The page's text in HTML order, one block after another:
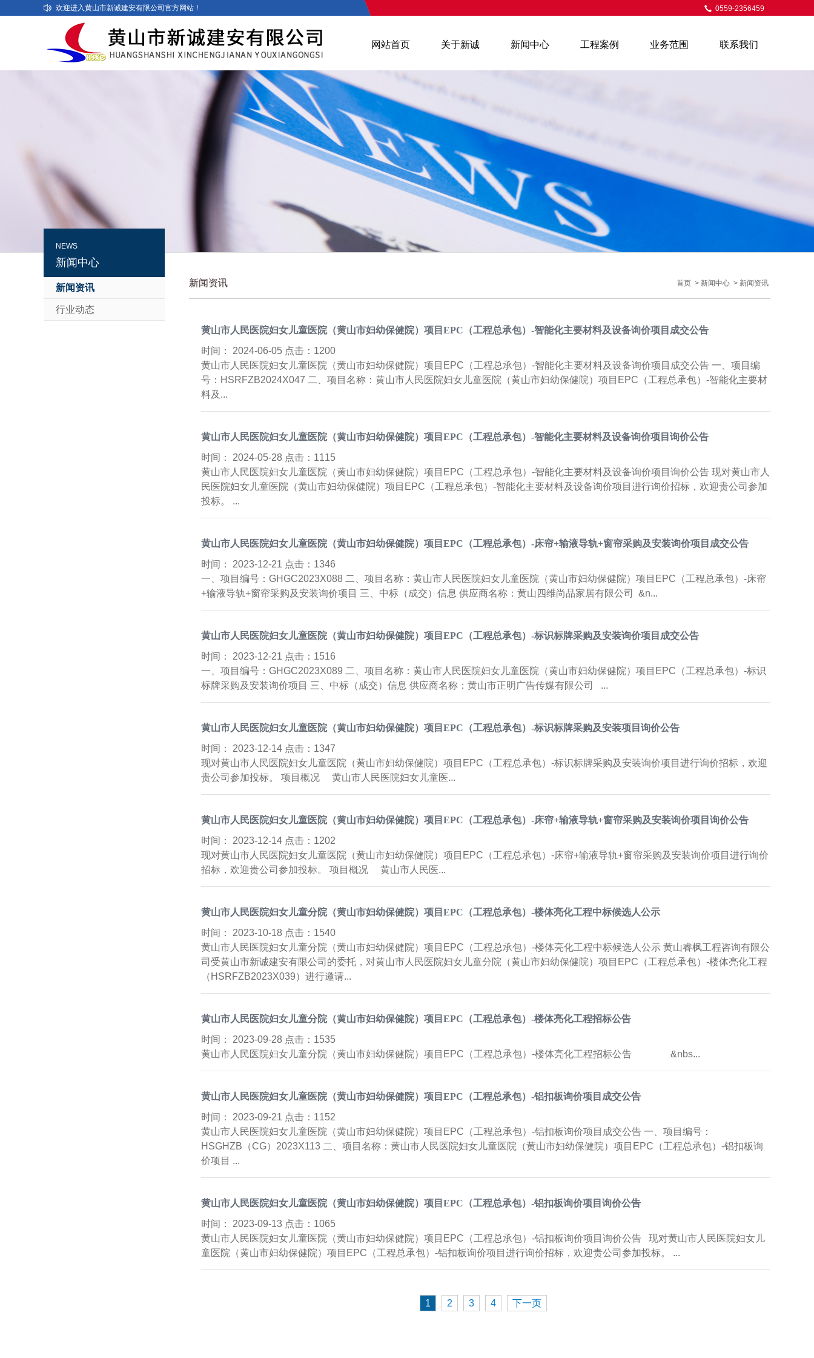
欢迎进入黄山市新诚建安有限公司官方网站！ 0559-2356459
网站首页 关于新诚 新闻中心 工程案例 业务范围 联系我们
NEWS
新闻中心
新闻资讯
行业动态
新闻资讯 首页 > 新闻中心 > 新闻资讯
黄山市人民医院妇女儿童医院（黄山市妇幼保健院）项目EPC（工程总承包）-智能化主要材料及设备询价项目成交公告
时间：
2024-06-05 点击： 1200
黄山市人民医院妇女儿童医院（黄山市妇幼保健院）项目EPC（工程总承包）-智能化主要材料及设备询价项目成交公告 一、项目编
号：HSRFZB2024X047 二、项目名称：黄山市人民医院妇女儿童医院（黄山市妇幼保健院）项目EPC（工程总承包）-智能化主要材
料及...
黄山市人民医院妇女儿童医院（黄山市妇幼保健院）项目EPC（工程总承包）-智能化主要材料及设备询价项目询价公告
时间：
2024-05-28 点击： 1115
黄山市人民医院妇女儿童医院（黄山市妇幼保健院）项目EPC（工程总承包）-智能化主要材料及设备询价项目询价公告 现对黄山市人
民医院妇女儿童医院（黄山市妇幼保健院）项目EPC（工程总承包）-智能化主要材料及设备询价项目进行询价招标，欢迎贵公司参加
投标。 ...
黄山市人民医院妇女儿童医院（黄山市妇幼保健院）项目EPC（工程总承包）-床帘+输液导轨+窗帘采购及安装询价项目成交公告
时间：
2023-12-21 点击： 1346
一、项目编号：GHGC2023X088 二、项目名称：黄山市人民医院妇女儿童医院（黄山市妇幼保健院）项目EPC（工程总承包）-床帘
+输液导轨+窗帘采购及安装询价项目 三、中标（成交）信息 供应商名称：黄山四维尚品家居有限公司 &n...
黄山市人民医院妇女儿童医院（黄山市妇幼保健院）项目EPC（工程总承包）-标识标牌采购及安装询价项目成交公告
时间：
2023-12-21 点击： 1516
一、项目编号：GHGC2023X089 二、项目名称：黄山市人民医院妇女儿童医院（黄山市妇幼保健院）项目EPC（工程总承包）-标识
标牌采购及安装询价项目 三、中标（成交）信息 供应商名称：黄山市正明广告传媒有限公司 ...
黄山市人民医院妇女儿童医院（黄山市妇幼保健院）项目EPC（工程总承包）-标识标牌采购及安装项目询价公告
时间：
2023-12-14 点击： 1347
现对黄山市人民医院妇女儿童医院（黄山市妇幼保健院）项目EPC（工程总承包）-标识标牌采购及安装询价项目进行询价招标，欢迎
贵公司参加投标。 项目概况 黄山市人民医院妇女儿童医...
黄山市人民医院妇女儿童医院（黄山市妇幼保健院）项目EPC（工程总承包）-床帘+输液导轨+窗帘采购及安装询价项目询价公告
时间：
2023-12-14 点击： 1202
现对黄山市人民医院妇女儿童医院（黄山市妇幼保健院）项目EPC（工程总承包）-床帘+输液导轨+窗帘采购及安装询价项目进行询价
招标，欢迎贵公司参加投标。 项目概况 黄山市人民医...
黄山市人民医院妇女儿童分院（黄山市妇幼保健院）项目EPC（工程总承包）-楼体亮化工程中标候选人公示
时间：
2023-10-18 点击： 1540
黄山市人民医院妇女儿童分院（黄山市妇幼保健院）项目EPC（工程总承包）-楼体亮化工程中标候选人公示 黄山睿枫工程咨询有限公
司受黄山市新诚建安有限公司的委托，对黄山市人民医院妇女儿童分院（黄山市妇幼保健院）项目EPC（工程总承包）-楼体亮化工程
（HSRFZB2023X039）进行邀请...
黄山市人民医院妇女儿童分院（黄山市妇幼保健院）项目EPC（工程总承包）-楼体亮化工程招标公告
时间：
2023-09-28 点击： 1535
黄山市人民医院妇女儿童分院（黄山市妇幼保健院）项目EPC（工程总承包）-楼体亮化工程招标公告 &nbs...
黄山市人民医院妇女儿童医院（黄山市妇幼保健院）项目EPC（工程总承包）-铝扣板询价项目成交公告
时间：
2023-09-21 点击： 1152
黄山市人民医院妇女儿童医院（黄山市妇幼保健院）项目EPC（工程总承包）-铝扣板询价项目成交公告 一、项目编号：
HSGHZB（CG）2023X113 二、项目名称：黄山市人民医院妇女儿童医院（黄山市妇幼保健院）项目EPC（工程总承包）-铝扣板询
价项目 ...
黄山市人民医院妇女儿童医院（黄山市妇幼保健院）项目EPC（工程总承包）-铝扣板询价项目询价公告
时间：
2023-09-13 点击： 1065
黄山市人民医院妇女儿童医院（黄山市妇幼保健院）项目EPC（工程总承包）-铝扣板询价项目询价公告 现对黄山市人民医院妇女儿
童医院（黄山市妇幼保健院）项目EPC（工程总承包）-铝扣板询价项目进行询价招标，欢迎贵公司参加投标。 ...
1 2 3 4 下一页